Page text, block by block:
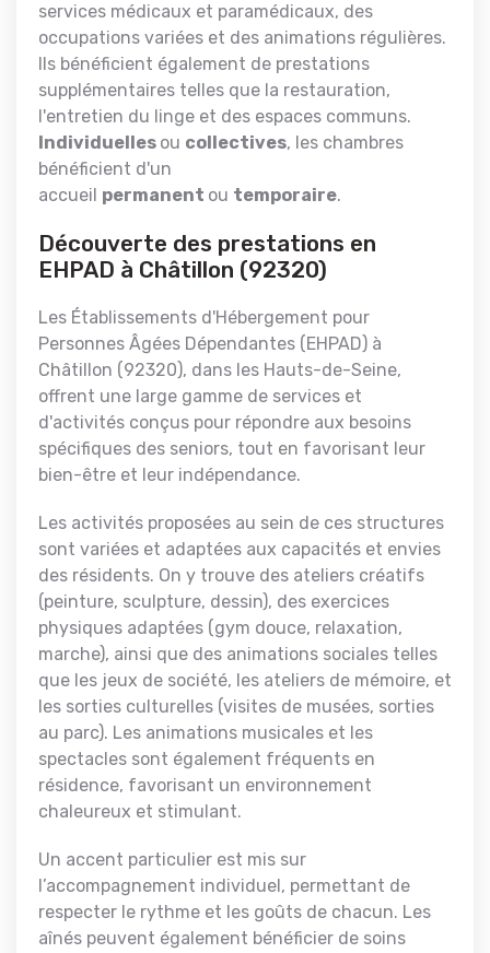
services médicaux et paramédicaux, des
occupations variées et des animations régulières.
Ils bénéficient également de prestations
supplémentaires telles que la restauration,
l'entretien du linge et des espaces communs.
Individuelles ou collectives, les chambres
bénéficient d'un
accueil permanent ou temporaire.
Découverte des prestations en
EHPAD à Châtillon (92320)
Les Établissements d'Hébergement pour
Personnes Âgées Dépendantes (EHPAD) à
Châtillon (92320), dans les Hauts-de-Seine,
offrent une large gamme de services et
d'activités conçus pour répondre aux besoins
spécifiques des seniors, tout en favorisant leur
bien-être et leur indépendance.
Les activités proposées au sein de ces structures
sont variées et adaptées aux capacités et envies
des résidents. On y trouve des ateliers créatifs
(peinture, sculpture, dessin), des exercices
physiques adaptées (gym douce, relaxation,
marche), ainsi que des animations sociales telles
que les jeux de société, les ateliers de mémoire, et
les sorties culturelles (visites de musées, sorties
au parc). Les animations musicales et les
spectacles sont également fréquents en
résidence, favorisant un environnement
chaleureux et stimulant.
Un accent particulier est mis sur
l’accompagnement individuel, permettant de
respecter le rythme et les goûts de chacun. Les
aînés peuvent également bénéficier de soins